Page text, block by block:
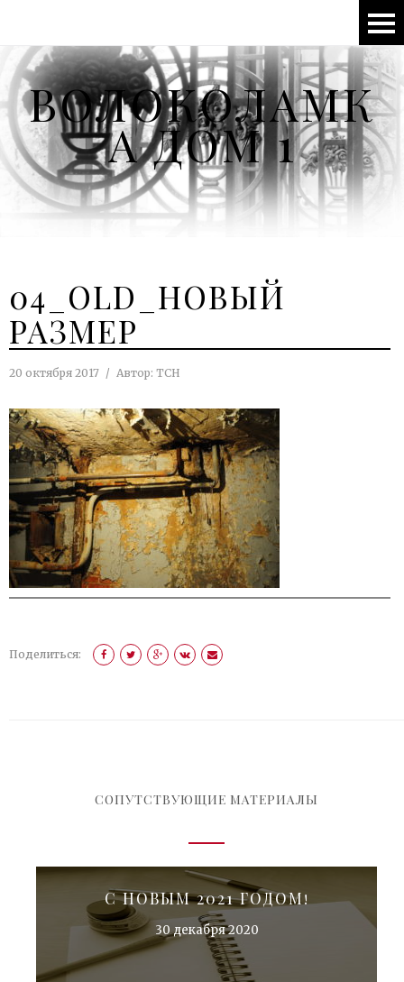
ВОЛОКОЛАМК
А ДОМ 1
04_OLD_НОВЫЙ
РАЗМЕР
20 октября 2017 Автор: ТСН
Поделиться:
СОПУТСТВУЮЩИЕ МАТЕРИАЛЫ
С НОВЫМ 2021 ГОДОМ!
30 декабря 2020